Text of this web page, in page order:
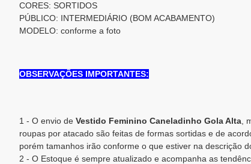
CORES: SORTIDOS
PÚBLICO: INTERMEDIÁRIO (BOM ACABAMENTO)
MODELO: conforme a foto
OBSERVAÇÕES IMPORTANTES:
1 - O envio de Vestido Feminino Caneladinho Gola Alta ,
roupas por atacado são feitas de formas sortidas e de
porém tamanhos irão conforme o que estiver na descrição
2 - O Estoque é sempre atualizado e acompanha as